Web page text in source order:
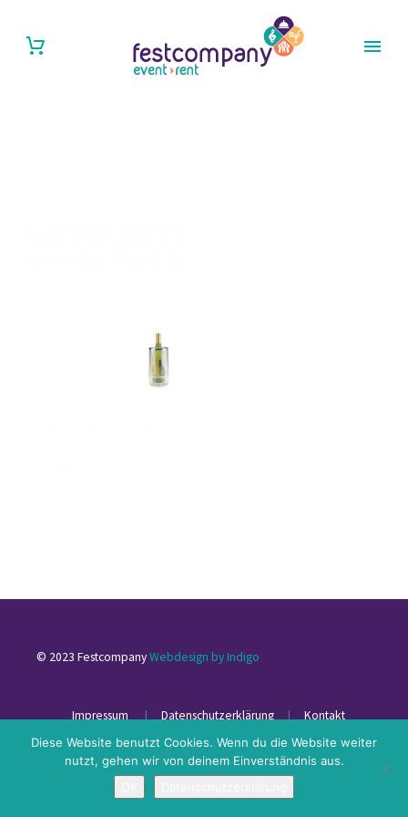
© 2023 FestcompanyWebdesign by Indigo
Impressum | Datenschutzerklärung | Kontakt
Diese Website benutzt Cookies. Wenn du die Website weiter
nutzt, gehen wir von deinem Einverständnis aus.